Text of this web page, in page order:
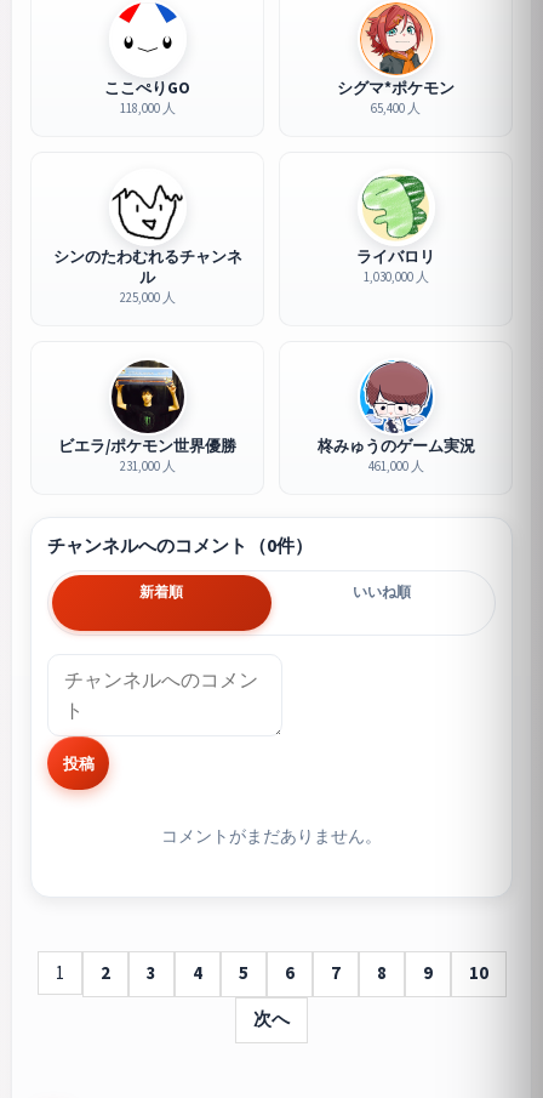
ここぺりGO
118,000 人
シグマ*ポケモン
65,400 人
シンのたわむれるチャンネ
ル
225,000 人
ライバロリ
1,030,000 人
ビエラ/ポケモン世界優勝
231,000 人
柊みゅうのゲーム実況
461,000 人
チャンネルへのコメント（0件）
新着順 いいね順
投稿
コメントがまだありません。
1 2 3 4 5 6 7 8 9
10
次へ